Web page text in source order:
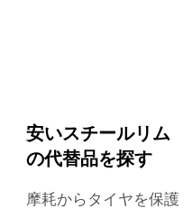
安いスチールリム
の代替品を探す
摩耗からタイヤを保護